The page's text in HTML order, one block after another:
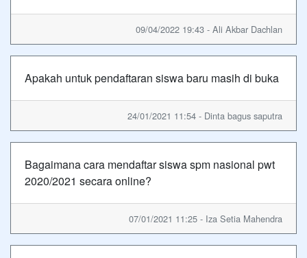
09/04/2022 19:43 - Ali Akbar Dachlan
Apakah untuk pendaftaran siswa baru masih di buka
24/01/2021 11:54 - Dinta bagus saputra
Bagaimana cara mendaftar siswa spm nasional pwt
2020/2021 secara online?
07/01/2021 11:25 - Iza Setia Mahendra